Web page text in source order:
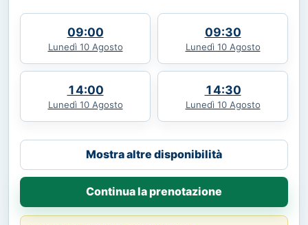
09:00
Lunedì 10 Agosto
09:30
Lunedì 10 Agosto
14:00
Lunedì 10 Agosto
14:30
Lunedì 10 Agosto
Mostra altre disponibilità
Continua la prenotazione